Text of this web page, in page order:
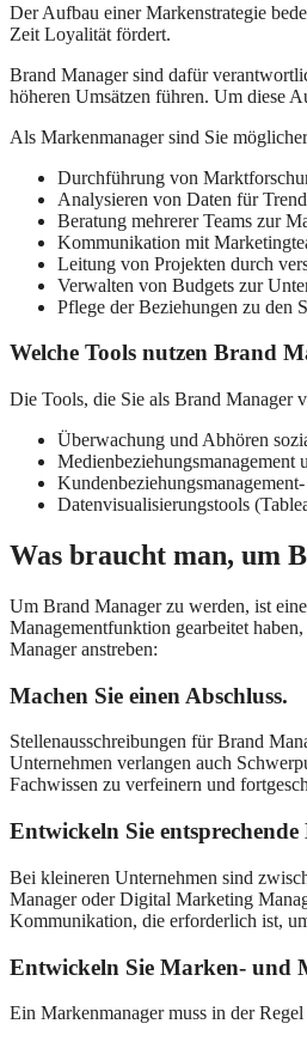
Der Aufbau einer Markenstrategie
Zeit Loyalität fördert.
Brand Manager sind dafür
höheren Umsätzen führen. Um diese
Als Markenmanager sind Sie
Durchführung von
Analysieren von Daten für
Beratung mehrerer Teams zur
Kommunikation mit
Leitung von Projekten durch
Verwalten von Budgets zur
Pflege der Beziehungen zu den
Welche Tools nutzen Brand
Die Tools, die Sie als Brand Manager
Überwachung und Abhören
Datenvisualisierungstools
Was braucht man, um
Um Brand Manager zu werden, ist
Managementfunktion gearbeitet
Manager anstreben:
Machen Sie einen Abschluss.
Stellenausschreibungen für Brand
Unternehmen verlangen auch
Fachwissen zu verfeinern und
Entwickeln Sie
Bei kleineren Unternehmen sind
Manager oder Digital Marketing
Kommunikation, die erforderlich ist,
Entwickeln Sie Marken- und
Ein Markenmanager muss in der